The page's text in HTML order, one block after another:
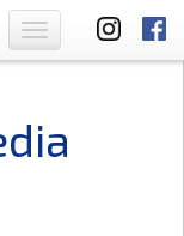
Toggle
navigation